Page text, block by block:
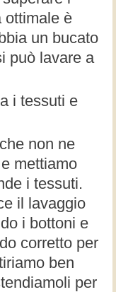
ottimale è
un bucato
può lavare a
i tessuti e
non ne
mettiamo
i tessuti.
il lavaggio
i bottoni e
corretto per
ben
per